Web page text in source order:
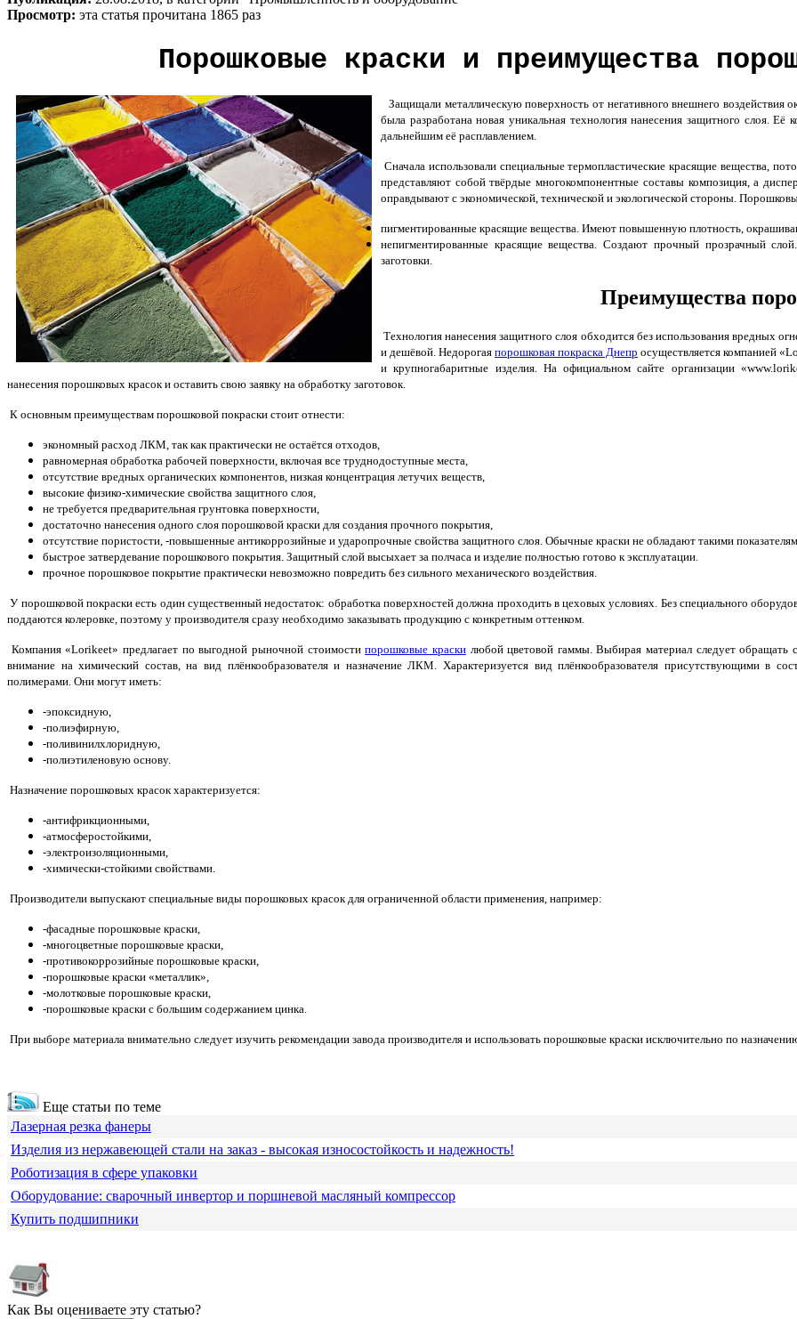
Просмотр: эта статья прочитана 1865 раз
Порошковые краски и преимущества
Защищали металлическую поверхность от негативного внешнего
была разработана новая уникальная технология нанесения защитного слоя.
дальнейшим её расплавлением.
Сначала использовали специальные термопластические красящие
представляют собой твёрдые многокомпонентные составы композиция, а
оправдывают с экономической, технической и экологической стороны.
пигментированные красящие вещества. Имеют повышенную плотность,
непигментированные красящие вещества. Создают прочный прозрачный
заготовки.
Преимущества
Технология нанесения защитного слоя обходится без использования вредных
и дешёвой. Недорогая порошковая покраска Днепр осуществляется компанией
и крупногабаритные изделия. На официальном сайте организации
нанесения порошковых красок и оставить свою заявку на обработку заготовок.
К основным преимуществам порошковой покраски стоит отнести:
экономный расход ЛКМ, так как практически не остаётся отходов,
равномерная обработка рабочей поверхности, включая все труднодоступные места,
отсутствие вредных органических компонентов, низкая концентрация летучих веществ,
высокие физико-химические свойства защитного слоя,
не требуется предварительная грунтовка поверхности,
достаточно нанесения одного слоя порошковой краски для создания прочного покрытия,
отсутствие пористости, -повышенные антикоррозийные и ударопрочные свойства защитного слоя. Обычные краски не обладают такими
быстрое затвердевание порошкового покрытия. Защитный слой высыхает за полчаса и изделие полностью готово к эксплуатации.
прочное порошковое покрытие практически невозможно повредить без сильного механического воздействия.
У порошковой покраски есть один существенный недостаток: обработка поверхностей должна проходить в цеховых условиях. Без специального
поддаются колеровке, поэтому у производителя сразу необходимо заказывать продукцию с конкретным оттенком.
Компания «Lorikeet» предлагает по выгодной рыночной стоимостипорошковые краскилюбой цветовой гаммы. Выбирая материал следует обращать
внимание на химический состав, на вид плёнкообразователя и назначение ЛКМ. Характеризуется вид плёнкообразователя присутствующими в
полимерами. Они могут иметь:
-эпоксидную,
-полиэфирную,
-поливинилхлоридную,
-полиэтиленовую основу.
Назначение порошковых красок характеризуется:
-антифрикционными,
-атмосферостойкими,
-электроизоляционными,
-химически-стойкими свойствами.
Производители выпускают специальные виды порошковых красок для ограниченной области применения, например:
-фасадные порошковые краски,
-многоцветные порошковые краски,
-противокоррозийные порошковые краски,
-порошковые краски «металлик»,
-молотковые порошковые краски,
-порошковые краски с большим содержанием цинка.
При выборе материала внимательно следует изучить рекомендации завода производителя и использовать порошковые краски исключительно по
Еще статьи по теме
Лазерная резка фанеры
Изделия из нержавеющей стали на заказ - высокая износостойкость и надежность!
Роботизация в сфере упаковки
Оборудование: сварочный инвертор и поршневой масляный компрессор
Купить подшипники
Как Вы оцениваете эту статью?